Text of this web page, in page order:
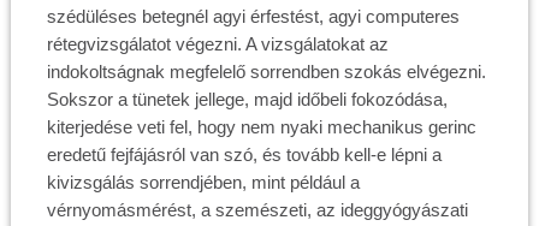
szédüléses betegnél agyi érfestést, agyi computeres
rétegvizsgálatot végezni. A vizsgálatokat az
indokoltságnak megfelelő sorrendben szokás elvégezni.
Sokszor a tünetek jellege, majd időbeli fokozódása,
kiterjedése veti fel, hogy nem nyaki mechanikus gerinc
eredetű fejfájásról van szó, és tovább kell-e lépni a
kivizsgálás sorrendjében, mint például a
vérnyomásmérést, a szemészeti, az ideggyógyászati